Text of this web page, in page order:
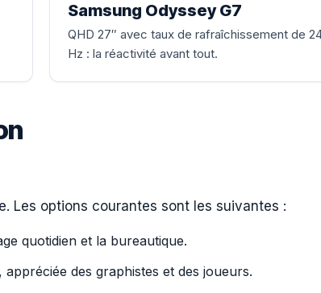
Samsung Odyssey G7
QHD 27″ avec taux de rafraîchissement de
Hz : la réactivité avant tout.
Les options courantes sont les suivantes :
quotidien et la bureautique.
appréciée des graphistes et des joueurs.